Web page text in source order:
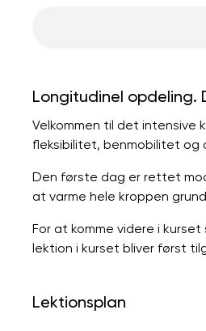
Longitudinel opdeling.
Velkommen til det intensive
fleksibilitet, benmobilitet og
Den første dag er rettet
at varme hele kroppen
For at komme videre i
lektion i kurset bliver først
Lektionsplan